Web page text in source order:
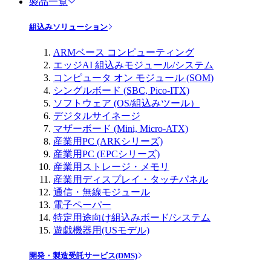
組込みソリューション
ARMベース コンピューティング
エッジAI 組込みモジュール/システム
コンピュータ オン モジュール (SOM)
シングルボード (SBC, Pico-ITX)
ソフトウェア (OS/組込みツール）
デジタルサイネージ
マザーボード (Mini, Micro-ATX)
産業用PC (ARKシリーズ)
産業用PC (EPCシリーズ)
産業用ストレージ・メモリ
産業用ディスプレイ・タッチパネル
通信・無線モジュール
電子ペーパー
特定用途向け組込みボード/システム
遊戯機器用(USモデル)
開発・製造受託サービス(DMS)